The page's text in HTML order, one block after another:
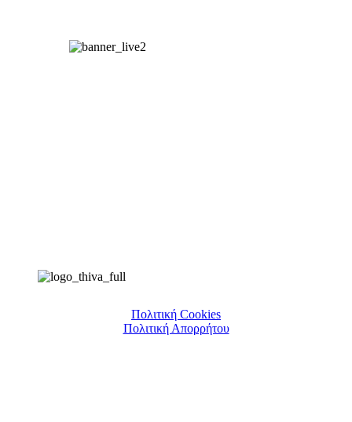
Πολιτική Cookies
Πολιτική Απορρήτου